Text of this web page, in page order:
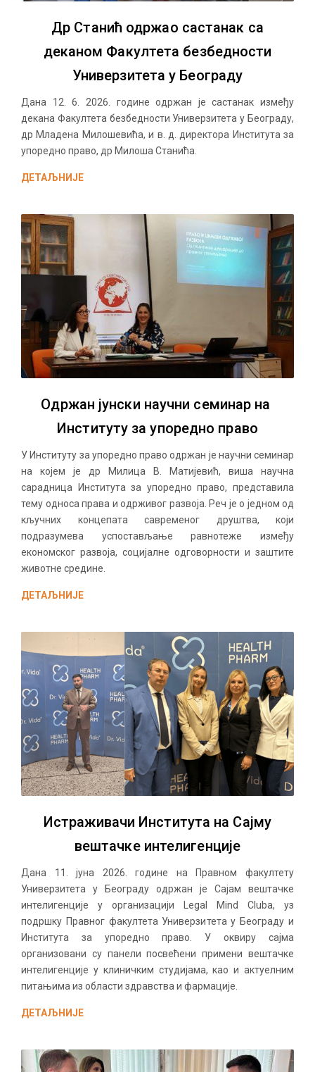
Др Станић одржао састанак са
деканом Факултета безбедности
Универзитета у Београду
Дана 12. 6. 2026. године одржан је састанак између
декана Факултета безбедности Универзитета у Београду,
др Младена Милошевића, и в. д. директора Института за
упоредно право, др Милоша Станића.
ДЕТАЉНИЈЕ
Одржан јунски научни семинар на
Институту за упоредно право
У Институту за упоредно право одржан је научни семинар
на којем је др Милица В. Матијевић, виша научна
сарадница Института за упоредно право, представила
тему односа права и одрживог развоја. Реч је о једном од
кључних концепата савременог друштва, који
подразумева успостављање равнотеже између
економског развоја, социјалне одговорности и заштите
животне средине.
ДЕТАЉНИЈЕ
Истраживачи Института на Сајму
вештачке интелигенције
Дана 11. јуна 2026. године на Правном факултету
Универзитета у Београду одржан је Сајам вештачке
интелигенције у организацији Legal Mind Cluba, уз
подршку Правног факултета Универзитета у Београду и
Института за упоредно право. У оквиру сајма
организовани су панели посвећени примени вештачке
интелигенције у клиничким студијама, као и актуелним
питањима из области здравства и фармације.
ДЕТАЉНИЈЕ